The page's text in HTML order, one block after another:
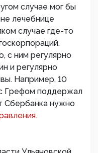
случае мог бы
лечебнице
случае где-то
с ним регулярно
и регулярно
Например, 10
Грефом поддержал
Сбербанка нужно